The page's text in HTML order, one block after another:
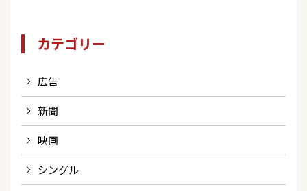
カテゴリー
広告
新聞
映画
シングル